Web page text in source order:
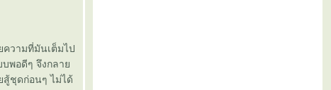
ความที่มันเต็มไป
บพอดีๆ จึงกลา
สู้ชุดก่อนๆ ไม่ได้